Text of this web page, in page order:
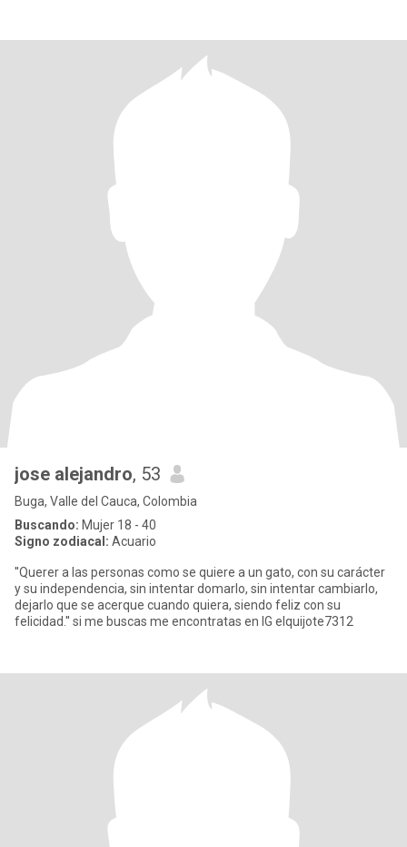
jose alejandro, 53
Buga, Valle del Cauca, Colombia
Buscando: Mujer 18 - 40
Signo zodiacal: Acuario
''Querer a las personas como se quiere a un gato, con su carácter
y su independencia, sin intentar domarlo, sin intentar cambiarlo,
dejarlo que se acerque cuando quiera, siendo feliz con su
felicidad.'' si me buscas me encontratas en IG elquijote7312